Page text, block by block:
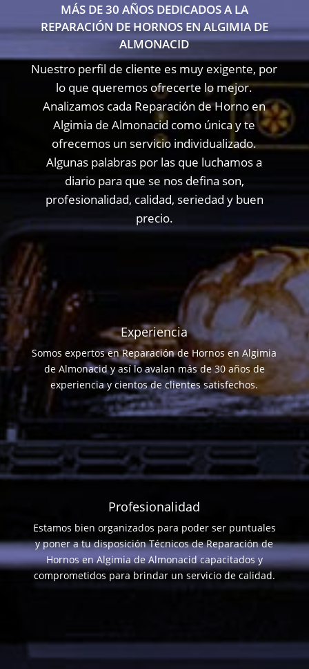
MÁS DE 30 AÑOS DEDICADOS A LA
REPARACIÓN DE HORNOS EN ALGIMIA DE
ALMONACID
Nuestro perfil de cliente es muy exigente, por
lo que queremos ofrecerte lo mejor.
Analizamos cada Reparación de Horno en
Algimia de Almonacid como única y te
ofrecemos un servicio individualizado.
Algunas palabras por las que luchamos a
diario para que se nos defina son,
profesionalidad, calidad, seriedad y buen
precio.
Experiencia
Somos expertos en Reparación de Hornos en Algimia
de Almonacid y así lo avalan más de 30 años de
experiencia y cientos de clientes satisfechos.
Profesionalidad
Estamos bien organizados para poder ser puntuales
y poner a tu disposición Técnicos de Reparación de
Hornos en Algimia de Almonacid capacitados y
comprometidos para brindar un servicio de calidad.